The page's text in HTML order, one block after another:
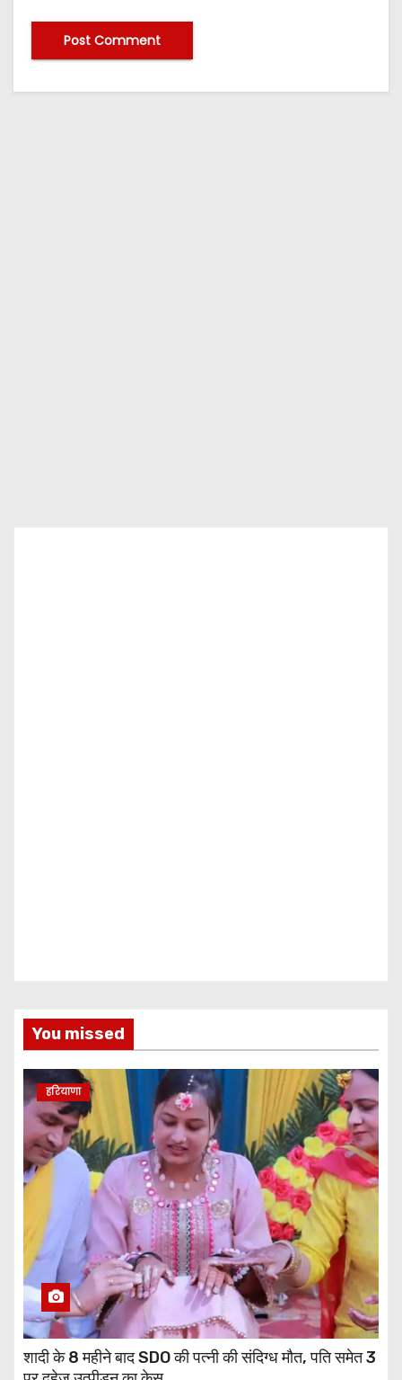
You missed
हरियाणा
शादी के 8 महीने बाद SDO की पत्नी की संदिग्ध मौत, पति समेत 3